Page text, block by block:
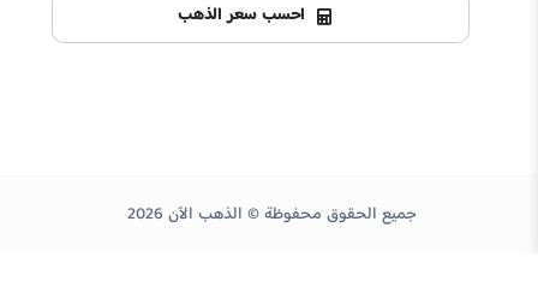
احسب سعر الذهب
جميع الحقوق محفوظة © الذهب الآن 2026